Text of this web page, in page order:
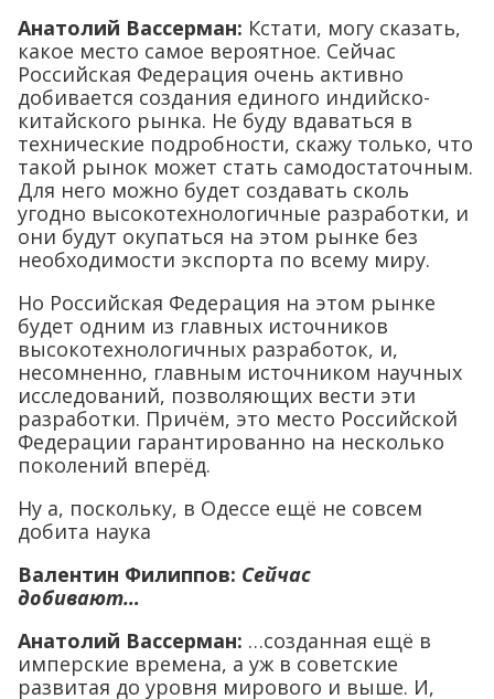
Анатолий Вассерман: Кстати, могу сказать,
какое место самое вероятное. Сейчас
Российская Федерация очень активно
добивается создания единого индийско-
китайского рынка. Не буду вдаваться в
технические подробности, скажу только, что
такой рынок может стать самодостаточным.
Для него можно будет создавать сколь
угодно высокотехнологичные разработки, и
они будут окупаться на этом рынке без
необходимости экспорта по всему миру.
Но Российская Федерация на этом рынке
будет одним из главных источников
высокотехнологичных разработок, и,
несомненно, главным источником научных
исследований, позволяющих вести эти
разработки. Причём, это место Российской
Федерации гарантированно на несколько
поколений вперёд.
Ну а, поскольку, в Одессе ещё не совсем
добита наука
Валентин Филиппов: Сейчас
добивают…
Анатолий Вассерман: …созданная ещё в
имперские времена, а уж в советские
развитая до уровня мирового и выше. И,